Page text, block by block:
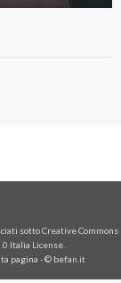
sotto Creative Commons
Italia License.
pagina - © befan.it